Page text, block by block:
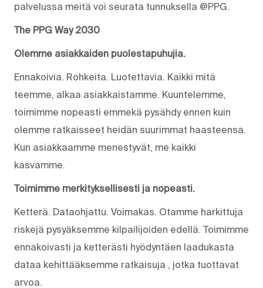
palvelussa meitä voi seurata tunnuksella @PPG.
The PPG Way 2030
Olemme asiakkaiden puolestapuhujia.
Ennakoivia. Rohkeita. Luotettavia. Kaikki mitä
teemme, alkaa asiakkaistamme. Kuuntelemme,
toimimme nopeasti emmekä pysähdy ennen kuin
olemme ratkaisseet heidän suurimmat haasteensa.
Kun asiakkaamme menestyvät, me kaikki
kasvamme.
Toimimme merkityksellisesti ja nopeasti.
Ketterä. Dataohjattu. Voimakas. Otamme harkittuja
riskejä pysyäksemme kilpailijoiden edellä. Toimimme
ennakoivasti ja ketterästi hyödyntäen laadukasta
dataa kehittääksemme ratkaisuja , jotka tuottavat
arvoa.